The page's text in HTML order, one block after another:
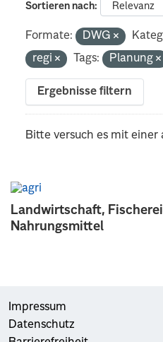
Landwirtschaft,
Nahrungsmittel
Sortieren nach
Formate: DWG
regi
Tags: Planung
Ergebnisse filtern
Bitte versuch es mit einer
Impressum
Datenschutz